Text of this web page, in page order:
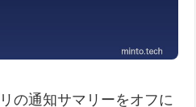
の通知サマリーをオフに